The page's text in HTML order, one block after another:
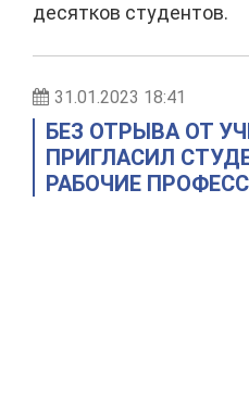
десятков студентов.
31.01.2023 18:41
БЕЗ ОТРЫВА ОТ
ПРИГЛАСИЛ
РАБОЧИЕ